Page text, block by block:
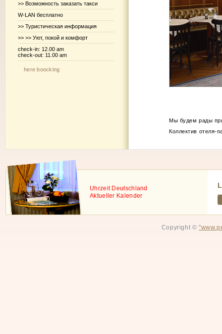
>> Возможность заказать такси
W-LAN бесплатно
>> Туристическая информация
>> >> Уют, покой и комфорт
check-in: 12.00 am
check-out: 11.00 am
here boocking
Мы будем рады
Коллектив отеля-
Uhrzeit Deutschland
Aktueller Kalender
Copyright ©